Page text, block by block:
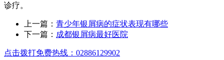
诊疗。
上一篇： 青少年银屑病的症状表现有哪些
下一篇： 成都银屑病最好医院
点击拨打免费热线：02886129902